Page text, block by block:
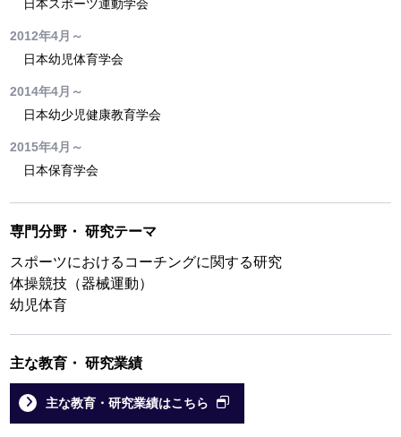
日本スポーツ運動学会
2012年4月～
日本幼児体育学会
2014年4月～
日本幼少児健康教育学会
2015年4月～
日本保育学会
専門分野 ・ 研究テーマ
スポーツにおけるコーチングに関する研究
体操競技（器械運動）
幼児体育
主な教育 ・ 研究業績
主な教育・研究業績はこちら